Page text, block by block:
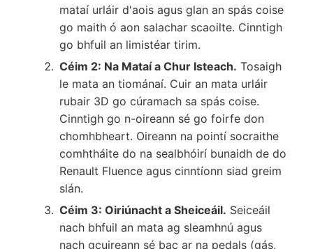
mataí urláir d'aois agus glan an spás coise
go maith ó aon salachar scaoilte. Cinntigh
go bhfuil an limistéar tirim.
Céim 2: Na Mataí a Chur Isteach. Tosaigh
le mata an tiománaí. Cuir an mata urláir
rubair 3D go cúramach sa spás coise.
Cinntigh go n-oireann sé go foirfe don
chomhbheart. Oireann na pointí socraithe
comhtháite do na sealbhóirí bunaidh de do
Renault Fluence agus cinntíonn siad greim
slán.
Céim 3: Oiriúnacht a Sheiceáil. Seiceáil
nach bhfuil an mata ag sleamhnú agus
nach gcuireann sé bac ar na pedals (gás,